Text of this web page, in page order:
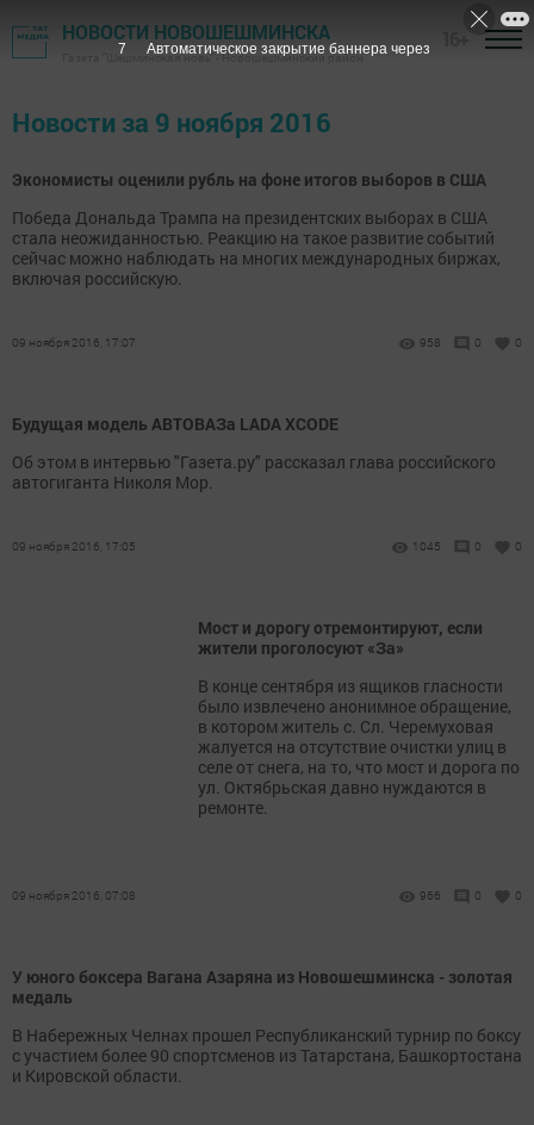
НОВОСТИ НОВОШЕШМИНСКА
Газета "Шешминская новь" - Новошешминский район
Новости за 9 ноября 2016
Экономисты оценили рубль на фоне итогов выборов в США
Победа Дональда Трампа на президентских выборах в США
стала неожиданностью. Реакцию на такое развитие событий
сейчас можно наблюдать на многих международных биржах,
включая российскую.
09 ноября 2016, 17:07 958 0 0
Будущая модель АВТОВАЗа LADA XCODE
Об этом в интервью "Газета.ру" рассказал глава российского
автогиганта Николя Мор.
09 ноября 2016, 17:05 1045 0 0
Мост и дорогу отремонтируют, если
жители проголосуют «За»
В конце сентября из ящиков гласности
было извлечено анонимное обращение,
в котором житель с. Сл. Черемуховая
жалуется на отсутствие очистки улиц в
селе от снега, на то, что мост и дорога по
ул. Октябрьская давно нуждаются в
ремонте.
09 ноября 2016, 07:08 966 0 0
У юного боксера Вагана Азаряна из Новошешминска - золотая
медаль
В Набережных Челнах прошел Республиканский турнир по боксу
с участием более 90 спортсменов из Татарстана, Башкортостана
и Кировской области.
7 Автоматическое закрытие баннера через